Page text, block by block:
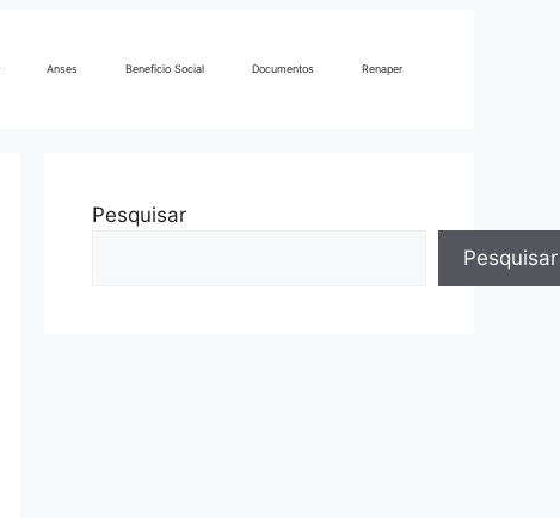
Anses Beneficio Social Documentos Renaper
Pesquisar
Pesquisar